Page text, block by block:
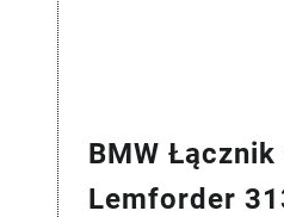
BMW
Lemforder